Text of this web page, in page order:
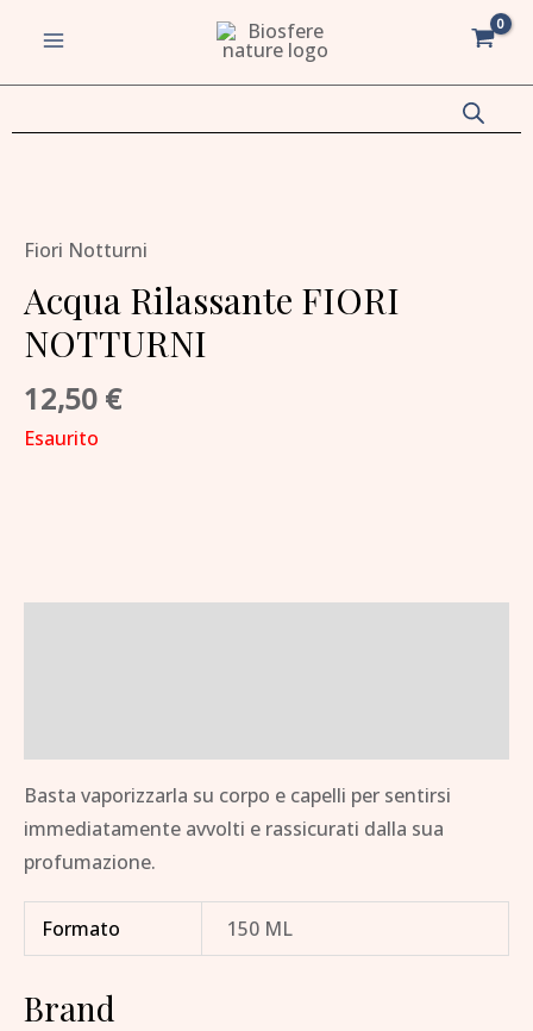
contenuto
Fiori Notturni
Acqua Rilassante FIORI
NOTTURNI
12,50 €
Esaurito
Basta vaporizzarla su corpo e capelli per sentirsi
immediatamente avvolti e rassicurati dalla sua
profumazione.
Formato 150 ML
Brand
disattiva
disattiva